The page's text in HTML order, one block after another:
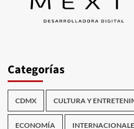
Categorías
CDMX CULTURA Y
ECONOMÍA